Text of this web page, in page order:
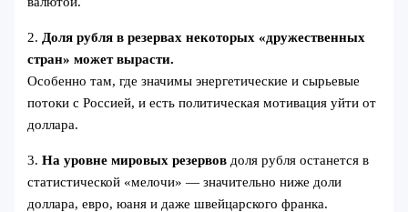
2. Доля рубля в резервах некоторых «дружественных
стран» может вырасти.
Особенно там, где значимы энергетические и сырьевые
потоки с Россией, и есть политическая мотивация уйти от
доллара.
3.На уровне мировых резервов доля рубля останется в
статистической «мелочи» — значительно ниже доли
доллара, евро, юаня и даже швейцарского франка.